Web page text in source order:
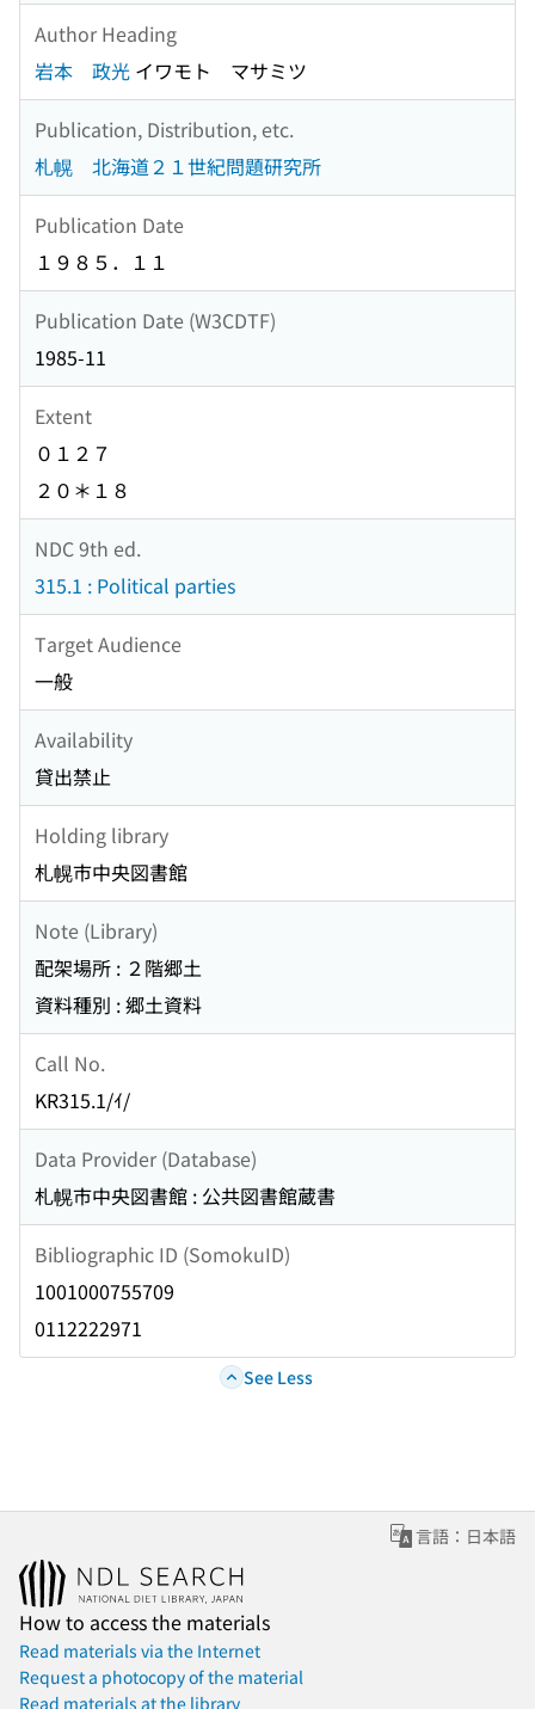
Author Heading
岩本 政光 イワモト マサミツ
Publication, Distribution, etc.
札幌 北海道２１世紀問題研究所
Publication Date
１９８５．１１
Publication Date (W3CDTF)
1985-11
Extent
０１２７
２０＊１８
NDC 9th ed.
315.1 : Political parties
Target Audience
一般
Availability
貸出禁止
Holding library
札幌市中央図書館
Note (Library)
配架場所 : ２階郷土
資料種別 : 郷土資料
Call No.
KR315.1/ｲ/
Data Provider (Database)
札幌市中央図書館 : 公共図書館蔵書
Bibliographic ID (SomokuID)
1001000755709
0112222971
See Less
言語：日本語
How to access the materials
Read materials via the Internet
Request a photocopy of the material
Read materials at the library